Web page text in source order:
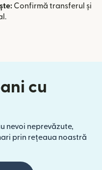
Confirmă transferul și
cu
nevoi neprevăzute,
prin rețeaua noastră